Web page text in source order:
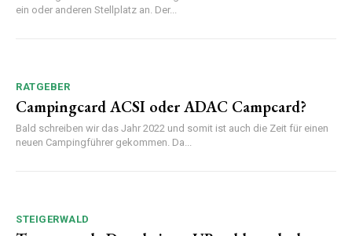
ein oder anderen Stellplatz an. Der...
RATGEBER
Campingcard ACSI oder ADAC Campcard?
Bald schreiben wir das Jahr 2022 und somit ist auch die Zeit für einen
neuen Campingführer gekommen. Da...
STEIGERWALD